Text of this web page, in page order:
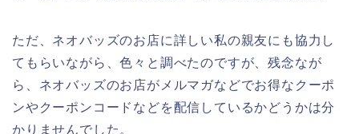
ただ、ネオバッズのお店に詳しい私の親友にも協力し
てもらいながら、色々と調べたのですが、残念なが
ら、ネオバッズのお店がメルマガなどでお得なクーポ
ンやクーポンコードなどを配信しているかどうかは分
かりませんでした。